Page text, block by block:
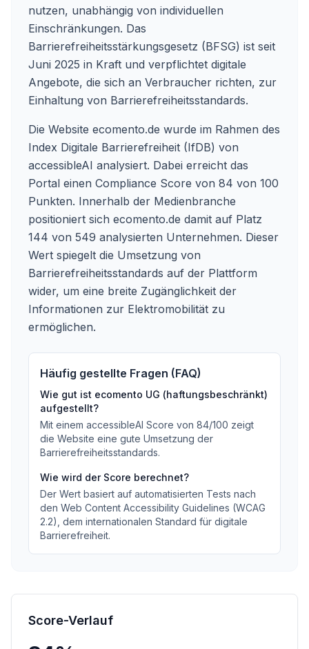
nutzen, unabhängig von individuellen
Einschränkungen. Das
Barrierefreiheitsstärkungsgesetz (BFSG) ist seit
Juni 2025 in Kraft und verpflichtet digitale
Angebote, die sich an Verbraucher richten, zur
Einhaltung von Barrierefreiheitsstandards.
Die Website ecomento.de wurde im Rahmen des
Index Digitale Barrierefreiheit (IfDB) von
accessibleAI analysiert. Dabei erreicht das
Portal einen Compliance Score von 84 von 100
Punkten. Innerhalb der Medienbranche
positioniert sich ecomento.de damit auf Platz
144 von 549 analysierten Unternehmen. Dieser
Wert spiegelt die Umsetzung von
Barrierefreiheitsstandards auf der Plattform
wider, um eine breite Zugänglichkeit der
Informationen zur Elektromobilität zu
ermöglichen.
Häufig gestellte Fragen (FAQ)
Wie gut ist ecomento UG (haftungsbeschränkt)
aufgestellt?
Mit einem accessibleAI Score von 84/100 zeigt
die Website eine gute Umsetzung der
Barrierefreiheitsstandards.
Wie wird der Score berechnet?
Der Wert basiert auf automatisierten Tests nach
den Web Content Accessibility Guidelines (WCAG
2.2), dem internationalen Standard für digitale
Barrierefreiheit.
Score-Verlauf